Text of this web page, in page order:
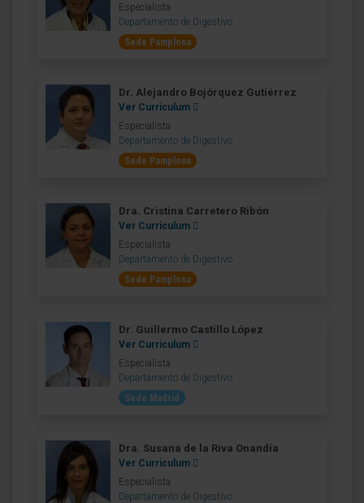
Especialista
Departamento de Digestivo
Sede Pamplona
Dr. Alejandro Bojórquez Gutiérrez
Ver Curriculum
Especialista
Departamento de Digestivo
Sede Pamplona
Dra. Cristina Carretero Ribón
Ver Curriculum
Especialista
Departamento de Digestivo
Sede Pamplona
Dr. Guillermo Castillo López
Ver Curriculum
Especialista
Departamento de Digestivo
Sede Madrid
Dra. Susana de la Riva Onandía
Ver Curriculum
Especialista
Departamento de Digestivo